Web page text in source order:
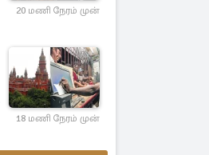
20 மணி நேரம் முன்
18 மணி நேரம் முன்